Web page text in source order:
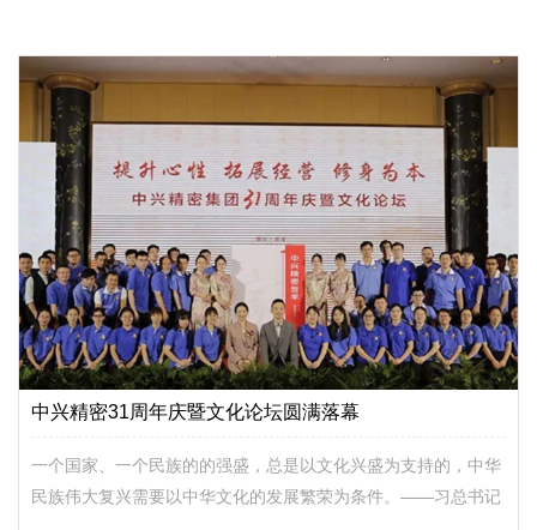
中兴精密31周年庆暨文化论坛圆满落幕
一个国家、一个民族的的强盛，总是以文化兴盛为支持的，中华
民族伟大复兴需要以中华文化的发展繁荣为条件。——习总书记